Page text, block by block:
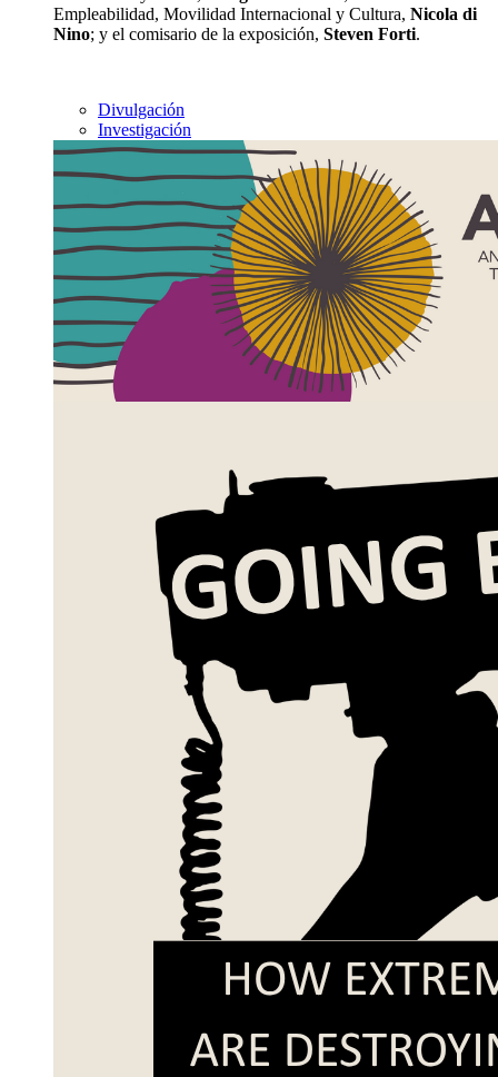
Empleabilidad, Movilidad Internacional y Cultura, Nicola di
Nino; y el comisario de la exposición, Steven Forti.
Divulgación
Investigación